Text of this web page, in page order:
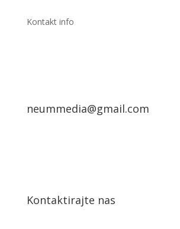
Kontakt info
neummedia@gmail.com
Kontaktirajte nas